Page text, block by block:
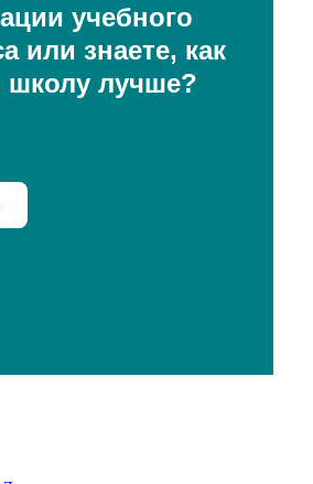
учебного
или знаете, как
школу лучше?